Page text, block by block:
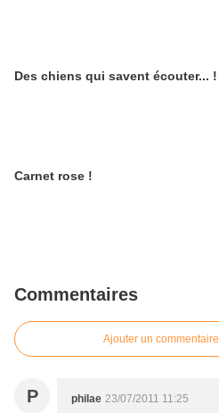
Des chiens qui savent écouter... !
Carnet rose !
Commentaires
Ajouter un commentaire
P philae 23/07/2011 11:25